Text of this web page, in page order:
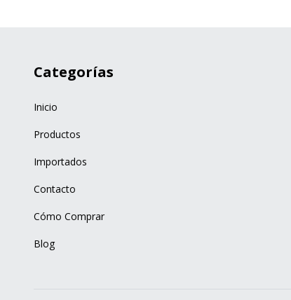
Categorías
Inicio
Productos
Importados
Contacto
Cómo Comprar
Blog